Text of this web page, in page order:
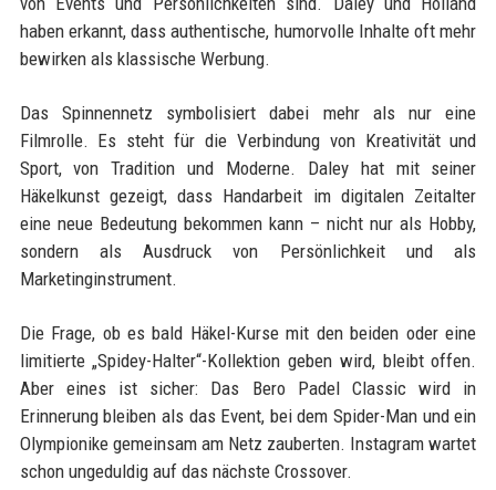
haben erkannt, dass authentische, humorvolle Inhalte oft mehr
bewirken als klassische Werbung.
Das Spinnennetz symbolisiert dabei mehr als nur eine
Filmrolle. Es steht für die Verbindung von Kreativität und
Sport, von Tradition und Moderne. Daley hat mit seiner
Häkelkunst gezeigt, dass Handarbeit im digitalen Zeitalter
eine neue Bedeutung bekommen kann – nicht nur als Hobby,
sondern als Ausdruck von Persönlichkeit und als
Marketinginstrument.
Die Frage, ob es bald Häkel-Kurse mit den beiden oder eine
limitierte „Spidey-Halter“-Kollektion geben wird, bleibt offen.
Aber eines ist sicher: Das Bero Padel Classic wird in
Erinnerung bleiben als das Event, bei dem Spider-Man und ein
Olympionike gemeinsam am Netz zauberten. Instagram wartet
schon ungeduldig auf das nächste Crossover.